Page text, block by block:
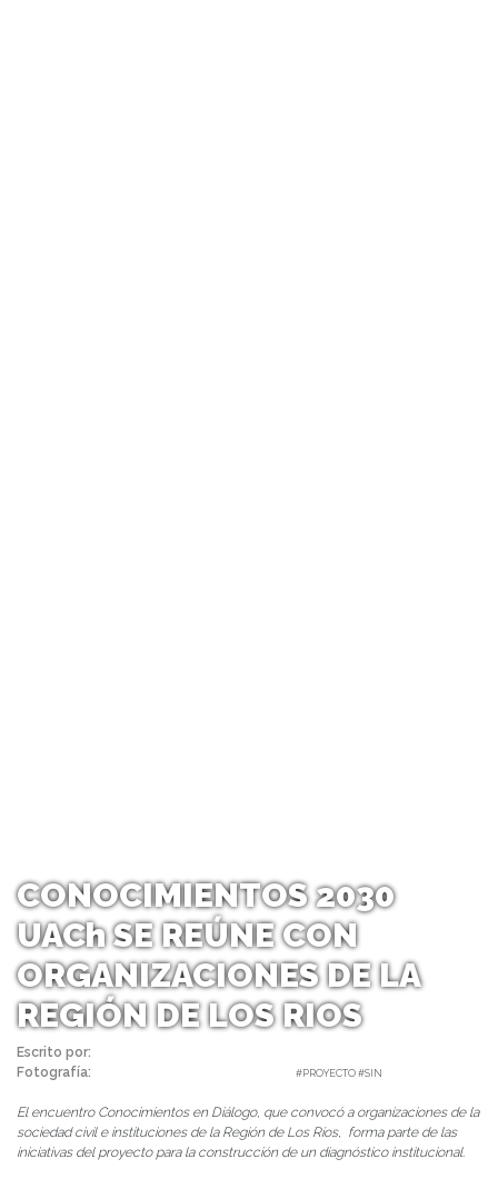
CONOCIMIENTOS 2030
UACh SE REÚNE CON
ORGANIZACIONES DE LA
REGIÓN DE LOS RIOS
Escrito por:
Fotografía:
#PROYECTO #SIN
El encuentro Conocimientos en Diálogo, que convocó a organizaciones de la
sociedad civil e instituciones de la Región de Los Ríos, forma parte de las
iniciativas del proyecto para la construcción de un diagnóstico institucional.